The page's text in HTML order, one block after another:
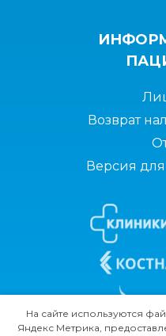
Возврат
Версия
На сайте используются
Яндекс Метрика,